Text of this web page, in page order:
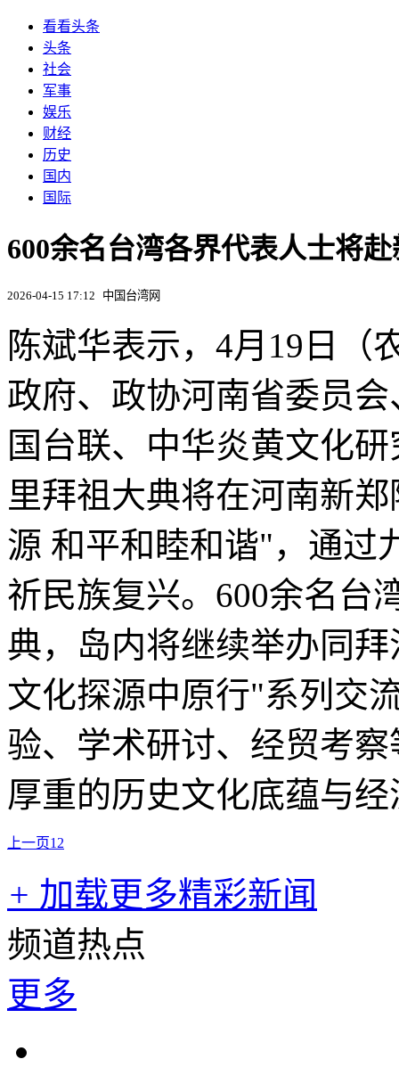
看看头条
头条
社会
军事
娱乐
财经
历史
国内
国际
600余名台湾各界代表人士将
2026-04-15 17:12 中国台湾网
陈斌华表示，4月19日（
政府、政协河南省委员
国台联、中华炎黄文化
里拜祖大典将在河南新
源 和平和睦和谐"，通过
祈民族复兴。600余名台
典，岛内将继续举办同
文化探源中原行"系列交
验、学术研讨、经贸考
厚重的历史文化底蕴与
上一页1 2
+ 加载更多精彩新闻
频道热点
更多